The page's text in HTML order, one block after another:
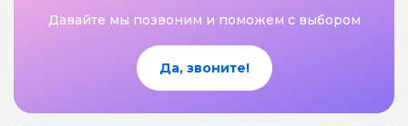
Давайте мы позвоним и поможем с выбором
Да, звоните!